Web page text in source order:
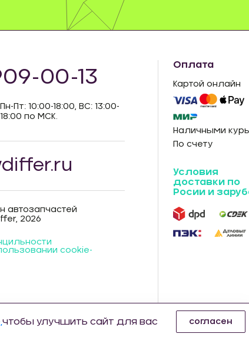
00-13
Пн-Пт: 10:00-18:00, ВС: 13:00-
18:00 по МСК.
автозапчастей
2026
cookie-
Оплата
Картой онлайн
Наличными
По счету
Условия
доставки по
Росии и
чтобы улучшить сайт для вас согласен